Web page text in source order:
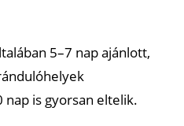
5–7 nap ajánlott,
nap is gyorsan eltelik.